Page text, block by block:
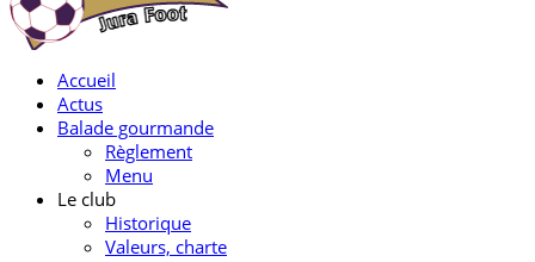
Accueil
Actus
Balade gourmande
Règlement
Menu
Le club
Historique
Valeurs, charte